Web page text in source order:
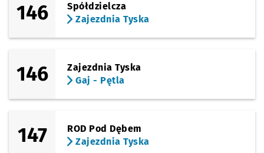
146
Spółdzielcza
Zajezdnia Tyska
146
Zajezdnia Tyska
Gaj - Pętla
147
ROD Pod Dębem
Zajezdnia Tyska